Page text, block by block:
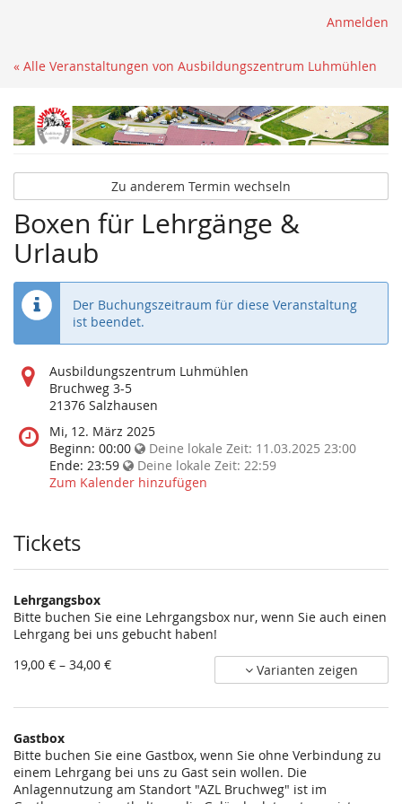
Anmelden
« Alle Veranstaltungen von Ausbildungszentrum Luhmühlen
Zu anderem Termin wechseln
Boxen für Lehrgänge &
Urlaub
Der Buchungszeitraum für diese Veranstaltung
ist beendet.
Wo
findet
diese
statt?
Ausbildungszentrum Luhmühlen
Bruchweg 3-5
21376 Salzhausen
Wann
findet
diese
Veranstaltung
Mi, 12. März 2025
Beginn: 00:00 Deine lokale Zeit: 11.03.2025 23:00
Ende: 23:59 Deine lokale Zeit: 22:59
Zum Kalender hinzufügen
Tickets
Lehrgangsbox
Bitte buchen Sie eine Lehrgangsbox nur, wenn Sie auch einen
Lehrgang bei uns gebucht haben!
von
19,00 € – 34,00 € Varianten zeigen
Gastbox
Bitte buchen Sie eine Gastbox, wenn Sie ohne Verbindung zu
einem Lehrgang bei uns zu Gast sein wollen. Die
Anlagennutzung am Standort "AZL Bruchweg" ist im